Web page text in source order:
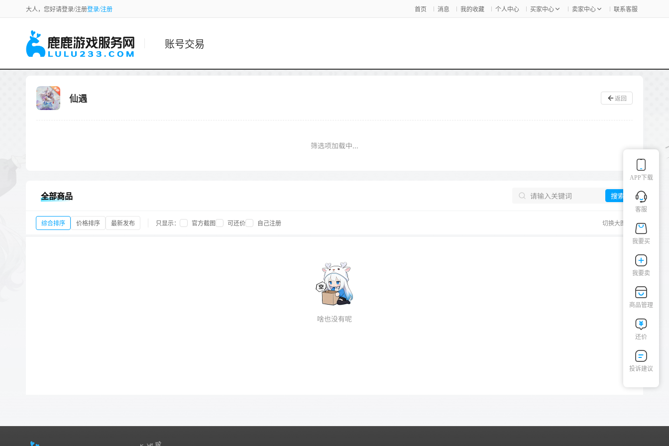
大人，您好请登录/注册登录/注册 首页 消息 我的收藏 个人中心 买家中心 卖家中心 联系客服
账号交易
仙遇 返回
筛选项加载中...
全部商品 搜索
综合排序 价格排序 最新发布 只显示： 官方截图 可还价 自己注册 切换大图
啥也没有呢
APP下载
客服
我要买
我要卖
商品管理
还价
投诉建议